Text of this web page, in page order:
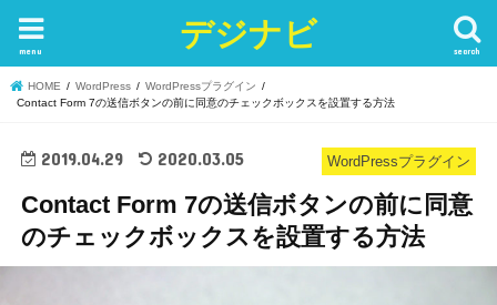
デジナビ search
menu
HOME WordPress
WordPressプラグイン
Contact Form 7の送信ボタンの前に同意のチェックボックスを設置する方法
WordPressプラグイン
2019.04.29 2020.03.05
Contact Form 7の送信ボタンの前に同意
のチェックボックスを設置する方法